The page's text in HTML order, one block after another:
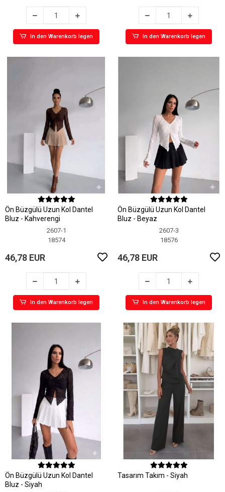
In den Warenkorb legen In den Warenkorb legen
Ön Büzgülü Uzun Kol Dantel
Bluz - Kahverengi
2607-1
18574
46,78 EUR
In den Warenkorb legen
Ön Büzgülü Uzun Kol Dantel
Bluz - Beyaz
2607-3
18576
46,78 EUR
In den Warenkorb legen
Ön Büzgülü Uzun Kol Dantel
Bluz - Siyah
Tasarım Takım - Siyah